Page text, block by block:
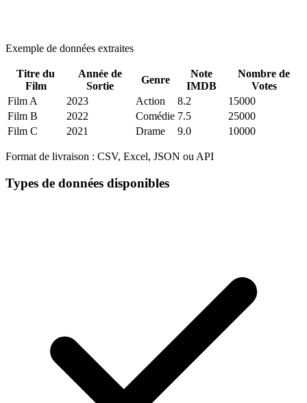
Exemple de données extraites
Titre du
Film
Année de
Sortie
Genre
Note
IMDB
Nombre de
Votes
Film A
2023 Action 8.2
15000
Film B
2022 Comédie 7.5
25000
Film C
2021 Drame 9.0 10000
Format de livraison : CSV, Excel, JSON ou API
Types de données disponibles